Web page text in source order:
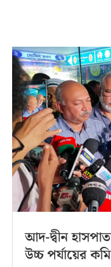
আদ-দ্বীন
উচ্চ পর্যায়ের